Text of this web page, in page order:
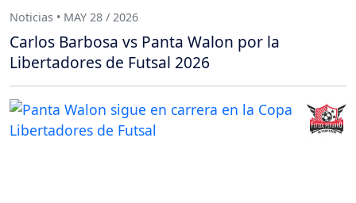
Noticias • MAY 28 / 2026
Carlos Barbosa vs Panta Walon por la
Libertadores de Futsal 2026